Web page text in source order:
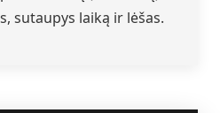
sutaupys laiką ir lėšas.